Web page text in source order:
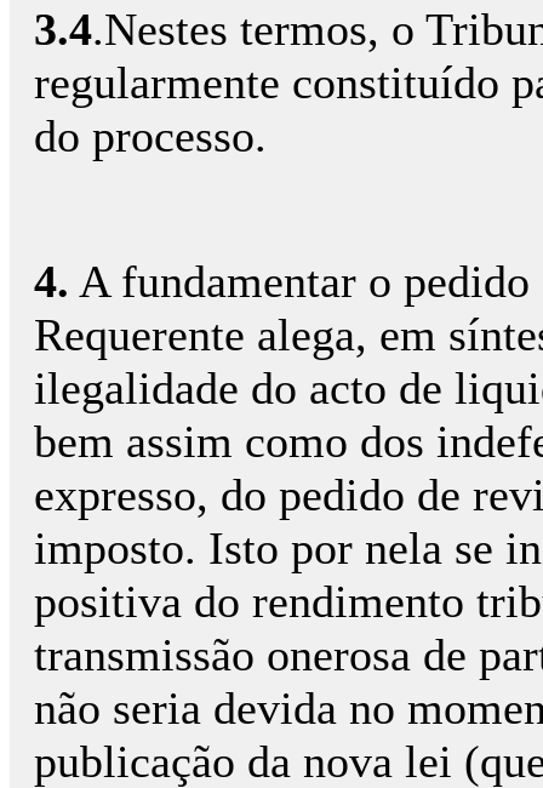
3.4.Nestes termos, o
regularmente constituído
do processo.
4. A fundamentar o
Requerente alega, em
ilegalidade do acto de
bem assim como dos
expresso, do pedido de
imposto. Isto por nela se
positiva do rendimento
transmissão onerosa de
não seria devida no
publicação da nova lei